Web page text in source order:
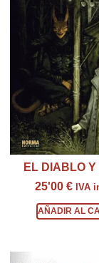
EL DIABLO
25'00 € IVA
AÑADIR AL